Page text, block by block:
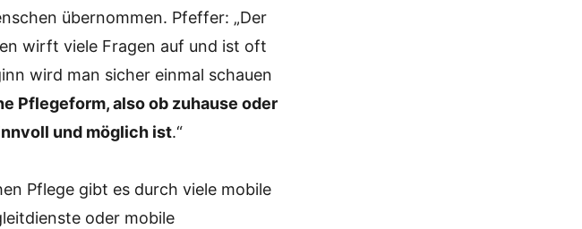
übernommen. Pfeffer: „Der
wirft viele Fragen auf und ist oft
wird man sicher einmal schauen
Pflegeform, also ob zuhause oder
und möglich ist.“
Pflege gibt es durch viele mobile
oder mobile